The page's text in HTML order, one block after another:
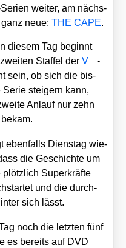
wei­ter, am nächs­
ganz neue:THE CAPE.
die­sem Tag beginnt
Staf­fel derV
-
sein, ob sich die bis­
stei­gern kann,
Anlauf nur zehn
eben­falls Diens­tag wie­
die Geschich­te um
Super­kräf­te
und die durch­
sich lässt.
noch die letz­ten fünf
es bereits auf DVD